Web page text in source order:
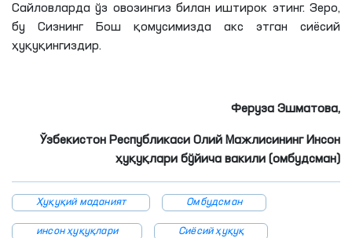
Сайловларда ўз овозингиз билан иштирок этинг. Зеро,
бу Сизнинг Бош қомусимизда акс этган сиёсий
ҳуқуқингиздир.
Феруза Эшматова,
Ўзбекистон Республикаси Олий Мажлисининг Инсон
ҳуқуқлари бўйича вакили (омбудсман)
Ҳуқуқий маданият Омбудсман
инсон ҳуқуқлари Сиёсий ҳуқуқ